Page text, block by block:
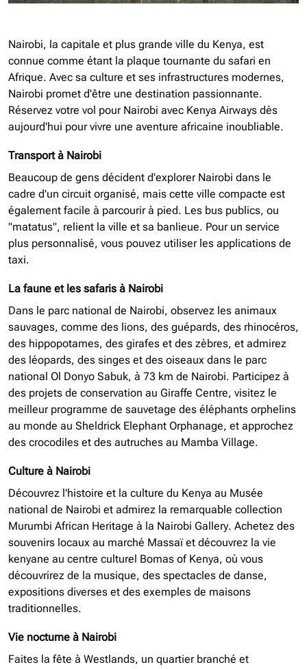
Nairobi, la capitale et plus grande ville du Kenya, est
connue comme étant la plaque tournante du safari en
Afrique. Avec sa culture et ses infrastructures modernes,
Nairobi promet d'être une destination passionnante.
Réservez votre vol pour Nairobi avec Kenya Airways dès
aujourd'hui pour vivre une aventure africaine inoubliable.
Transport à Nairobi
Beaucoup de gens décident d'explorer Nairobi dans le
cadre d'un circuit organisé, mais cette ville compacte est
également facile à parcourir à pied. Les bus publics, ou
"matatus", relient la ville et sa banlieue. Pour un service
plus personnalisé, vous pouvez utiliser les applications de
taxi.
La faune et les safaris à Nairobi
Dans le parc national de Nairobi, observez les animaux
sauvages, comme des lions, des guépards, des rhinocéros,
des hippopotames, des girafes et des zèbres, et admirez
des léopards, des singes et des oiseaux dans le parc
national Ol Donyo Sabuk, à 73 km de Nairobi. Participez à
des projets de conservation au Giraffe Centre, visitez le
meilleur programme de sauvetage des éléphants orphelins
au monde au Sheldrick Elephant Orphanage, et approchez
des crocodiles et des autruches au Mamba Village.
Culture à Nairobi
Découvrez l'histoire et la culture du Kenya au Musée
national de Nairobi et admirez la remarquable collection
Murumbi African Heritage à la Nairobi Gallery. Achetez des
souvenirs locaux au marché Massaï et découvrez la vie
kenyane au centre culturel Bomas of Kenya, où vous
découvrirez de la musique, des spectacles de danse,
expositions diverses et des exemples de maisons
traditionnelles.
Vie nocturne à Nairobi
Faites la fête à Westlands, un quartier branché et